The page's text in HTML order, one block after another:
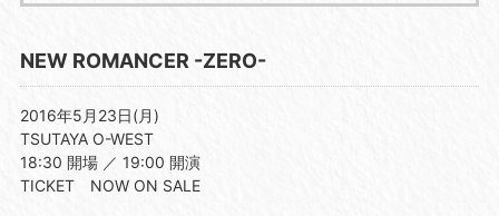
NEW ROMANCER -ZERO-
2016年5月23日(月)
TSUTAYA O-WEST
18:30 開場 ／ 19:00 開演
TICKET NOW ON SALE